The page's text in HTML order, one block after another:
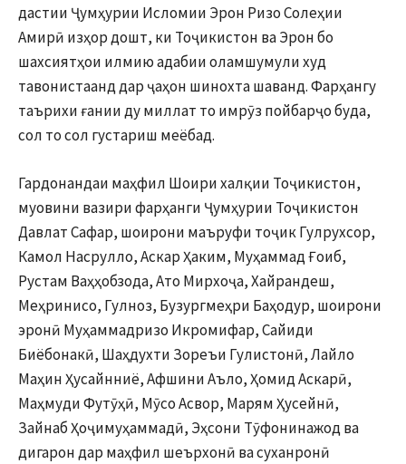
дастии Ҷумҳурии Исломии Эрон Ризо Солеҳии
Амирӣ изҳор дошт, ки Тоҷикистон ва Эрон бо
шахсиятҳои илмию адабии оламшумули худ
тавонистаанд дар ҷаҳон шинохта шаванд. Фарҳангу
таърихи ғании ду миллат то имрӯз пойбарҷо буда,
сол то сол густариш меёбад.
Гардонандаи маҳфил Шоири халқии Тоҷикистон,
муовини вазири фарҳанги Ҷумҳурии Тоҷикистон
Давлат Сафар, шоирони маъруфи тоҷик Гулрухсор,
Камол Насрулло, Аскар Ҳаким, Муҳаммад Ғоиб,
Рустам Ваҳҳобзода, Ато Мирхоҷа, Хайрандеш,
Меҳринисо, Гулноз, Бузургмеҳри Баҳодур, шоирони
эронӣ Муҳаммадризо Икромифар, Сайиди
Биёбонакӣ, Шаҳдухти Зореъи Гулистонӣ, Лайло
Маҳин Ҳусайнниё, Афшини Аъло, Ҳомид Аскарӣ,
Маҳмуди Футӯҳӣ, Мӯсо Асвор, Марям Ҳусейнӣ,
Зайнаб Ҳоҷимуҳаммадӣ, Эҳсони Тӯфонинажод ва
дигарон дар маҳфил шеърхонӣ ва суханронӣ